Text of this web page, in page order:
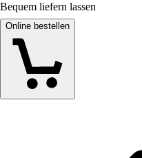
Bequem liefern lassen
Online bestellen